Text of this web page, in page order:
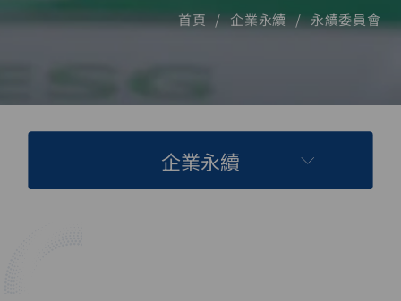
首頁 企業永續 永續委員會
企業永續